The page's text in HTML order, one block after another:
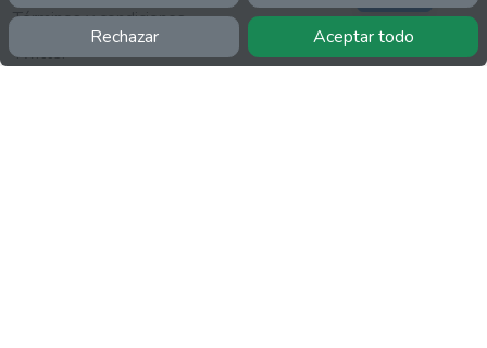
Rechazar Aceptar todo
Términos y condiciones
Twitter